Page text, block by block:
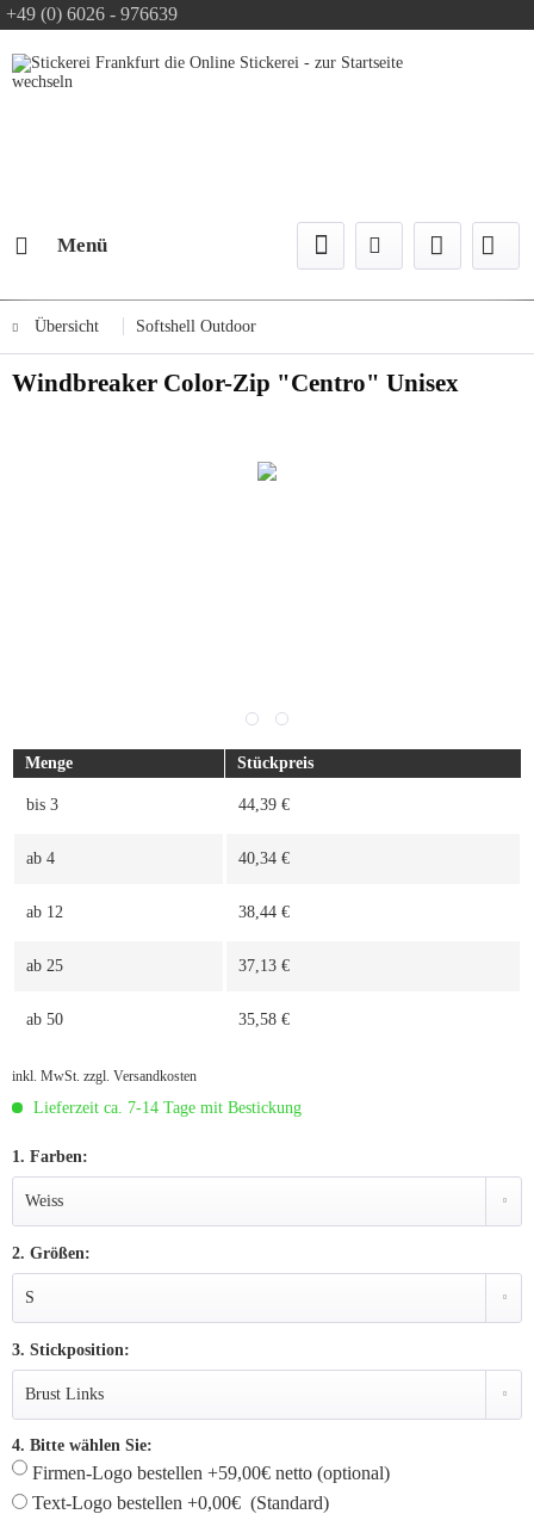
+49 (0) 6026 - 976639
Text-Logo kostenlos
Logo Konfiguration
Menü
Übersicht Softshell Outdoor
Windbreaker Color-Zip "Centro" Unisex
Menge Stückpreis
bis 3 44,39 €
ab 4 40,34 €
ab 12 38,44 €
ab 25 37,13 €
ab 50 35,58 €
inkl. MwSt. zzgl. Versandkosten
Lieferzeit ca. 7-14 Tage mit Bestickung
1. Farben:
2. Größen:
3. Stickposition:
4. Bitte wählen Sie:
Firmen-Logo bestellen +59,00€ netto (optional)
Text-Logo bestellen +0,00€ (Standard)